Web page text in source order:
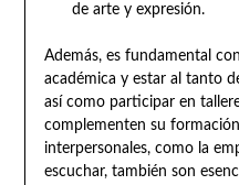
de arte y expresión.
Además, es fundamental
académica y estar al tanto
así como participar en
complementen su
interpersonales, como la
escuchar, también son